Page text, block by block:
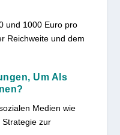
und 1000 Euro pro
Reichweite und dem
Um Als
Medien wie
zur